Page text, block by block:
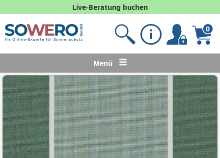
Live-Beratung buchen
0
Menü